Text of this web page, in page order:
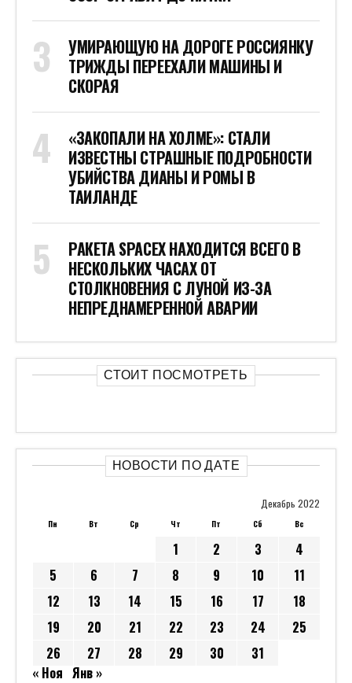
УМИРАЮЩУЮ НА ДОРОГЕ РОССИЯНКУ
ТРИЖДЫ ПЕРЕЕХАЛИ МАШИНЫ И
СКОРАЯ
«ЗАКОПАЛИ НА ХОЛМЕ»: СТАЛИ
ИЗВЕСТНЫ СТРАШНЫЕ ПОДРОБНОСТИ
УБИЙСТВА ДИАНЫ И РОМЫ В
ТАИЛАНДЕ
РАКЕТА SPACEX НАХОДИТСЯ ВСЕГО В
НЕСКОЛЬКИХ ЧАСАХ ОТ
СТОЛКНОВЕНИЯ С ЛУНОЙ ИЗ-ЗА
НЕПРЕДНАМЕРЕННОЙ АВАРИИ
СТОИТ ПОСМОТРЕТЬ
НОВОСТИ ПО ДАТЕ
Декабрь 2022
Пн Вт Ср Чт Пт Сб Вс
1 2 3
4
5
6 7 8 9 10
11
12
13 14 15 16 17
18
19
20 21 22 23 24
25
26
27 28 29 30
31
« Ноя Янв »